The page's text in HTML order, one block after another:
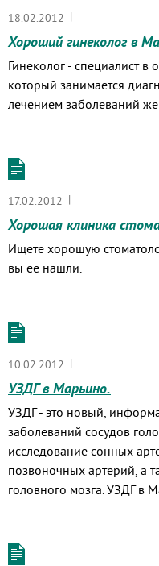
18.02.2012 |
Хороший гинеколог в
Гинеколог - специалист
который занимается
лечением заболеваний
17.02.2012 |
Хорошая клиника
Ищете хорошую
вы ее нашли.
10.02.2012 |
УЗДГ в Марьино.
УЗДГ - это новый,
заболеваний сосудов
исследование сонных
позвоночных артерий, а
головного мозга. УЗДГ в